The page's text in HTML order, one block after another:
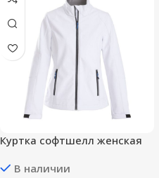
Куртка софтшелл женская
В наличии